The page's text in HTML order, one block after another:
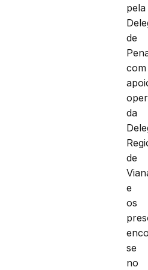
pela
de
com
da
de
e
os
se
no